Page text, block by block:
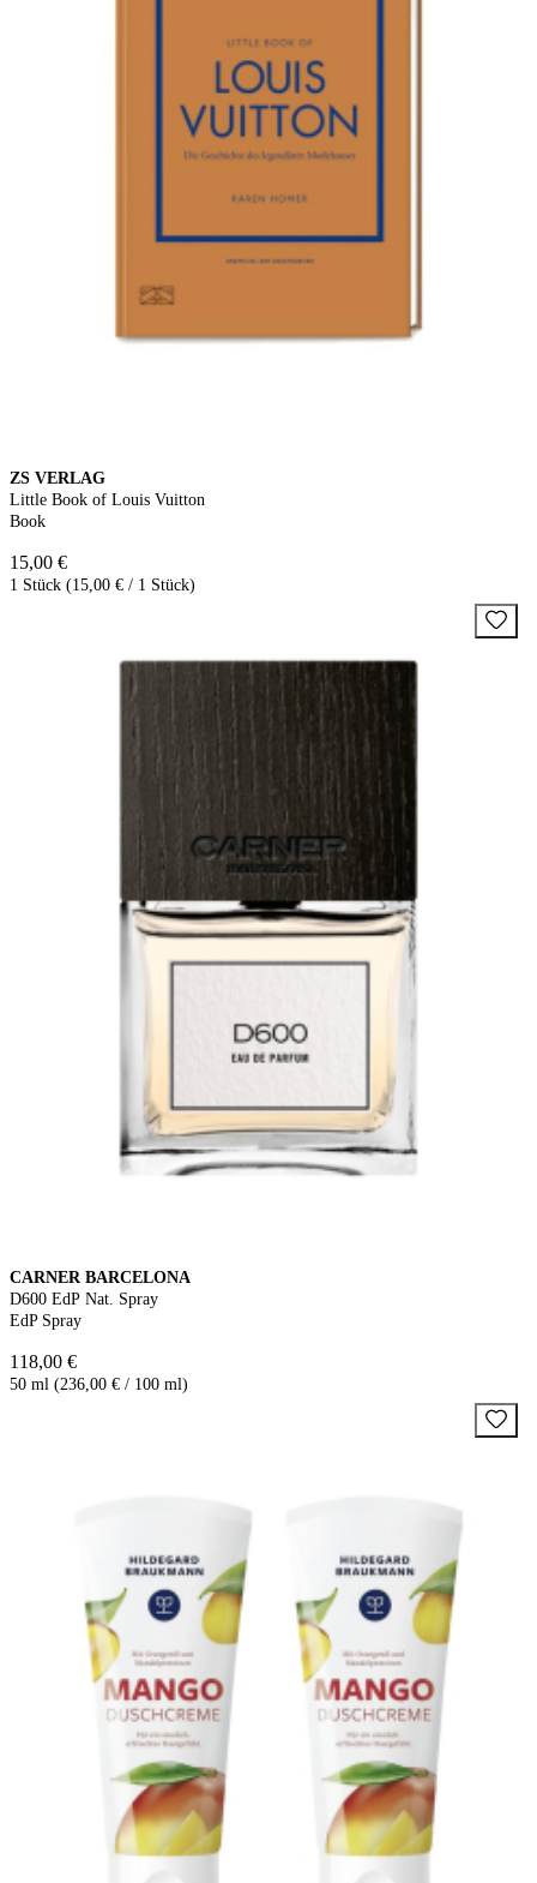
ZS VERLAG
Little Book of Louis Vuitton
Book
15,00 €
1 Stück (15,00 € / 1 Stück)
CARNER BARCELONA
D600 EdP Nat. Spray
EdP Spray
118,00 €
50 ml (236,00 € / 100 ml)